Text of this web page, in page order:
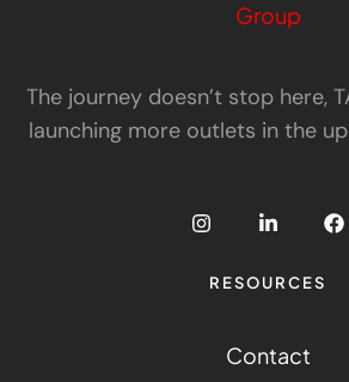
The journey doesn’t stop here,
launching more outlets in the
RESOURCES
Contact